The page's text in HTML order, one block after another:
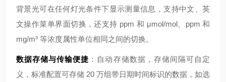
背景光可在任何灯光条件下显示测量信息，支持中文、英
文操作菜单界面切换，还支持 ppm 和 μmol/mol、ppm 和
mg/m³ 等浓度属性单位相同之间的切换。
数据存储与传输便捷 ：自动存储数据，存储间隔可自定
义，标准配置可存储 20 万组带日期时间标识的数据，如选